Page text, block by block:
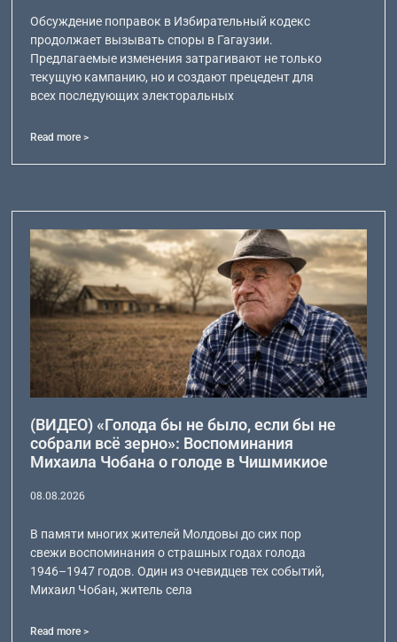
Обсуждение поправок в Избирательный кодекс
продолжает вызывать споры в Гагаузии.
Предлагаемые изменения затрагивают не только
текущую кампанию, но и создают прецедент для
всех последующих электоральных
Read more >
(ВИДЕО) «Голода бы не было, если бы не
собрали всё зерно»: Воспоминания
Михаила Чобана о голоде в Чишмикиое
08.08.2026
В памяти многих жителей Молдовы до сих пор
свежи воспоминания о страшных годах голода
1946–1947 годов. Один из очевидцев тех событий,
Михаил Чобан, житель села
Read more >